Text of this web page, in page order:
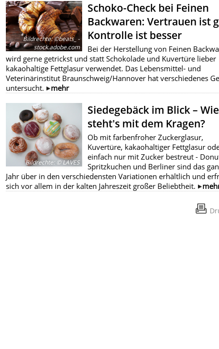
Bildrechte:©beats_ -
stock.adobe.com
Schoko-Check bei Feinen
Backwaren: Vertrauen ist
Kontrolle ist besser
Bei der Herstellung von Feinen
wird gerne getrickst und statt Schokolade und Kuvertüre lieber
kakaohaltige Fettglasur verwendet. Das Lebensmittel- und
Veterinärinstitut Braunschweig/Hannover hat verschiedenes
untersucht.
mehr
Bildrechte:© LAVES
Siedegebäck im Blick – Wie
steht's mit dem Kragen?
Ob mit farbenfroher Zuckerglasur,
Kuvertüre, kakaohaltiger Fettglasur
einfach nur mit Zucker bestreut -
Spritzkuchen und Berliner sind das
Jahr über in den verschiedensten Variationen erhältlich und
sich vor allem in der kalten Jahreszeit großer Beliebtheit.